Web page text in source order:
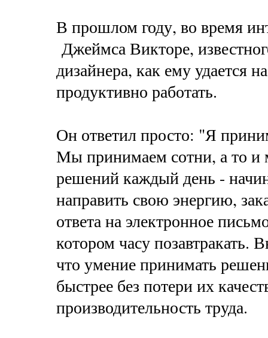
В прошлом году, во время
Джеймса Викторе,
дизайнера, как ему удается
продуктивно работать.
Он ответил просто: "Я
Мы принимаем сотни, а то
решений каждый день -
направить свою энергию,
ответа на электронное
котором часу позавтракать.
что умение принимать
быстрее без потери их
производительность труда.